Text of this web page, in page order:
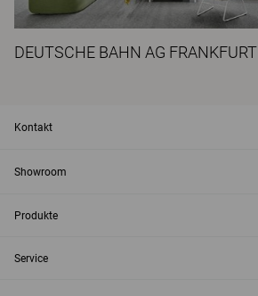
DEUTSCHE BAHN AG FRANKFURT
Kontakt
Showroom
Produkte
Service